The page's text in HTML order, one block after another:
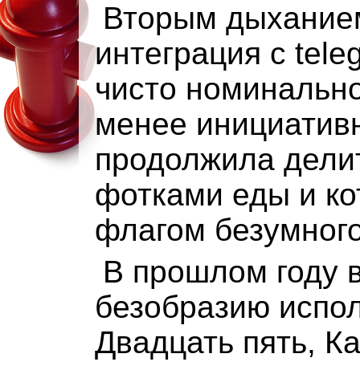
Вторым
интеграция с
чисто
менее
продолжила
фотками еды и
флагом
В прошлом году
безобразию
Двадцать пять,